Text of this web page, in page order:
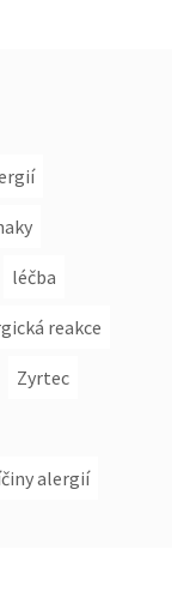
léčba
reakce
Zyrtec
alergií